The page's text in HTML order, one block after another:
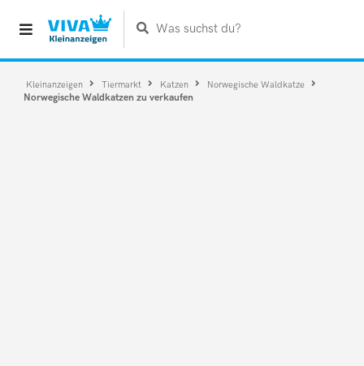
Was suchst du?
Kleinanzeigen Tiermarkt Katzen Norwegische Waldkatze
Norwegische Waldkatzen zu verkaufen